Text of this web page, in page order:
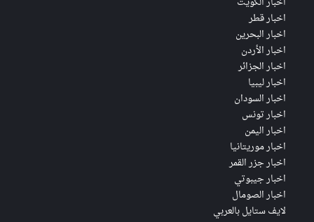
اخبار قطر
اخبار البحرين
اخبار الأردن
اخبار الجزائر
اخبار ليبيا
اخبار السودان
اخبار تونس
اخبار اليمن
اخبار موريتانيا
اخبار جزر القمر
اخبار جيبوتي
اخبار الصومال
لايف ستايل بالعربي